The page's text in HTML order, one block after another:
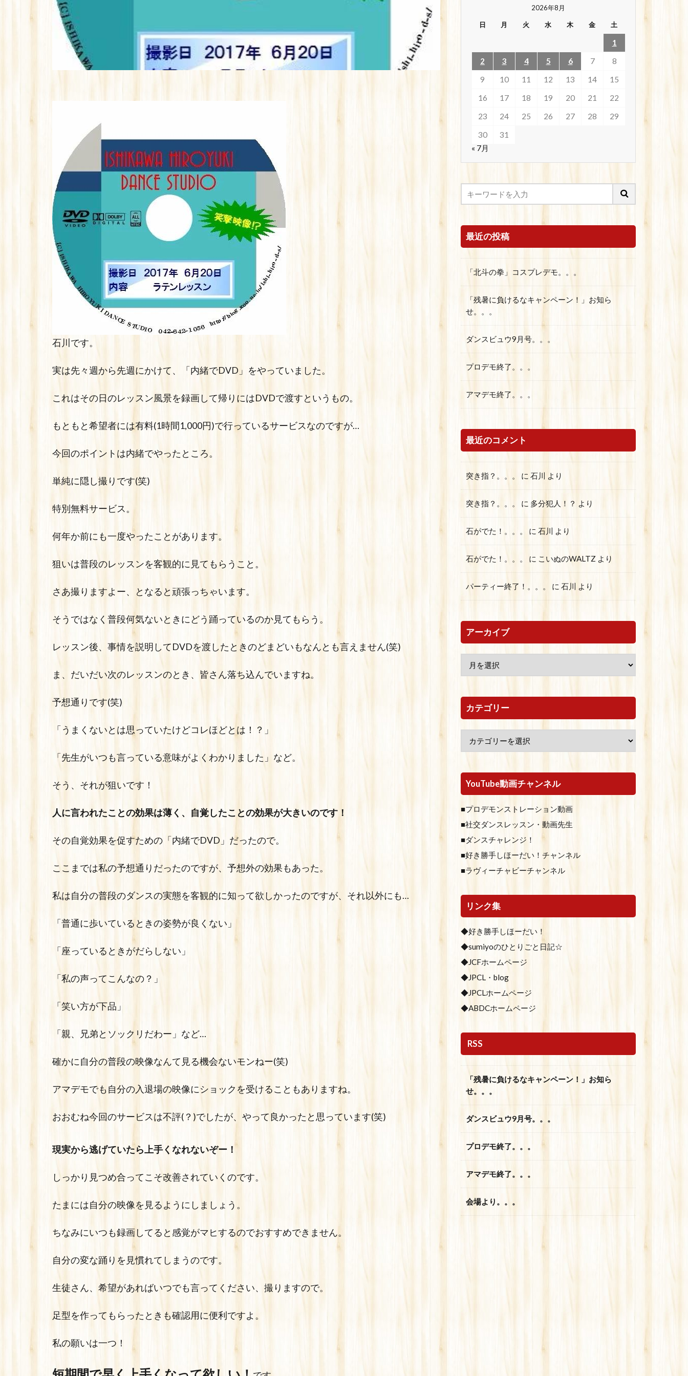
石川です。
実は先々週から先週にかけて、「内緒でDVD」をやっていました。
これはその日のレッスン風景を録画して帰りにはDVDで渡すというもの。
もともと希望者には有料(1時間1,000円)で行っているサービスなのですが…
今回のポイントは内緒でやったところ。
単純に隠し撮りです(笑)
特別無料サービス。
何年か前にも一度やったことがあります。
狙いは普段のレッスンを客観的に見てもらうこと。
さあ撮りますよー、となると頑張っちゃいます。
そうではなく普段何気ないときにどう踊っているのか見てもらう。
レッスン後、事情を説明してDVDを渡したときのどまどいもなんとも言えません(笑)
ま、だいだい次のレッスンのとき、皆さん落ち込んでいますね。
予想通りです(笑)
「うまくないとは思っていたけどコレほどとは！？」
「先生がいつも言っている意味がよくわかりました」など。
そう、それが狙いです！
人に言われたことの効果は薄く、自覚したことの効果が大きいのです！
その自覚効果を促すための「内緒でDVD」だったので。
ここまでは私の予想通りだったのですが、予想外の効果もあった。
私は自分の普段のダンスの実態を客観的に知って欲しかったのですが、それ以外にも…
「普通に歩いているときの姿勢が良くない」
「座っているときがだらしない」
「私の声ってこんなの？」
「笑い方が下品」
「親、兄弟とソックリだわー」など…
確かに自分の普段の映像なんて見る機会ないモンねー(笑)
アマデモでも自分の入退場の映像にショックを受けることもありますね。
おおむね今回のサービスは不評(？)でしたが、やって良かったと思っています(笑)
現実から逃げていたら上手くなれないぞー！
しっかり見つめ合ってこそ改善されていくのです。
たまには自分の映像を見るようにしましょう。
ちなみにいつも録画してると感覚がマヒするのでおすすめできません。
自分の変な踊りを見慣れてしまうのです。
生徒さん、希望があればいつでも言ってください、撮りますので。
足型を作ってもらったときも確認用に便利ですよ。
私の願いは一つ！
2026年8月
日 月 火 水 木 金 土
1
2
3 4 5 6 7
8
9
10 11 12 13 14
15
16
17 18 19 20 21
22
23
24 25 26 27 28
29
30
31
« 7月
最近の投稿
「北斗の拳」コスプレデモ。。。
「残暑に負けるなキャンペーン！」お知ら
せ。。。
ダンスビュウ9月号。。。
プロデモ終了。。。
アマデモ終了。。。
最近のコメント
突き指？。。。 に 石川 より
突き指？。。。 に 多分犯人！？ より
石がでた！。。。 に 石川 より
石がでた！。。。 に こいぬのWALTZ より
パーティー終了！。。。 に 石川 より
アーカイブ
カテゴリー
YouTube動画チャンネル
■プロデモンストレーション動画
■社交ダンスレッスン・動画先生
■ダンスチャレンジ！
■好き勝手しほーだい！チャンネル
■ラヴィーチャビーチャンネル
リンク集
◆好き勝手しほーだい！
◆sumiyoのひとりごと日記☆
◆JCFホームページ
◆JPCL・blog
◆JPCLホームページ
◆ABDCホームページ
RSS
「残暑に負けるなキャンペーン！」お知ら
せ。。。
ダンスビュウ9月号。。。
プロデモ終了。。。
アマデモ終了。。。
会場より。。。